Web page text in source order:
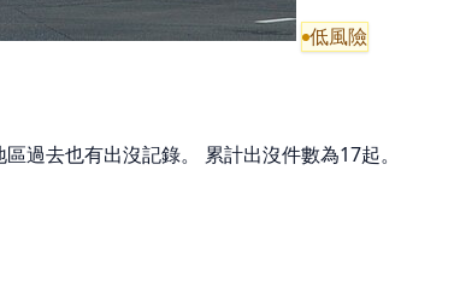
低風險
過去也有出沒記錄。 累計出沒件數為17起。